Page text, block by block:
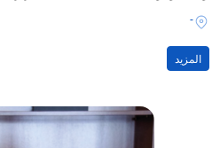
والخدمات الرقمية
-
المزيد